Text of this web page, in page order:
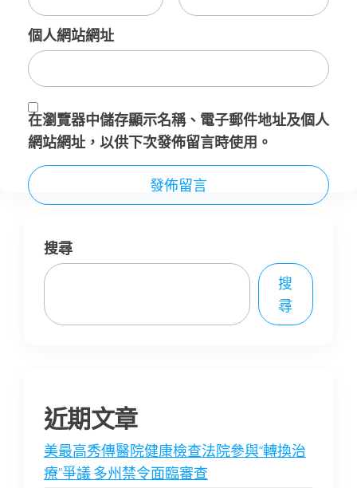
個人網站網址
在瀏覽器中儲存顯示名稱、電子郵件地址及個人
網站網址，以供下次發佈留言時使用。
搜尋
搜
尋
近期文章
美最高秀傳醫院健康檢查法院參與“轉換治
療”爭議 多州禁令面臨審查